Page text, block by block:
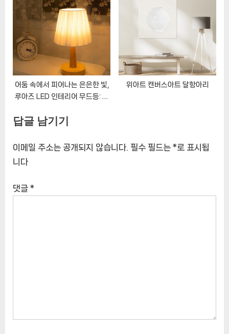
라기 실컷 그려요
어둠 속에서 피어나는 은은한 빛,
루아즈 LED 인테리어 무드등: 침
위아트 캔버스아트 달항아리
답글 남기기
이메일 주소는 공개되지 않습니다. 필수 필드는 *로 표시됩
니다
댓글 *